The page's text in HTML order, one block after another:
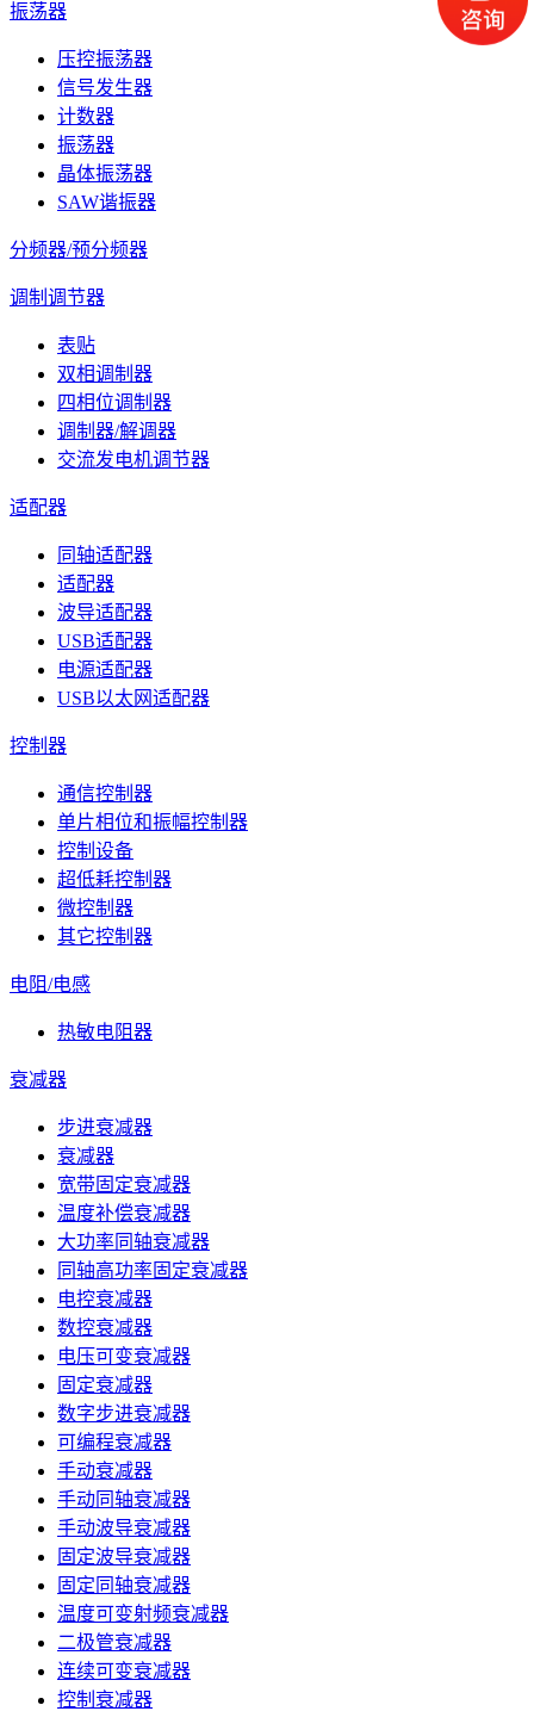
振荡器
压控振荡器
信号发生器
计数器
振荡器
晶体振荡器
SAW谐振器
分频器/预分频器
调制调节器
表贴
双相调制器
四相位调制器
调制器/解调器
交流发电机调节器
适配器
同轴适配器
适配器
波导适配器
USB适配器
电源适配器
USB以太网适配器
控制器
通信控制器
单片相位和振幅控制器
控制设备
超低耗控制器
微控制器
其它控制器
电阻/电感
热敏电阻器
衰减器
步进衰减器
衰减器
宽带固定衰减器
温度补偿衰减器
大功率同轴衰减器
同轴高功率固定衰减器
电控衰减器
数控衰减器
电压可变衰减器
固定衰减器
数字步进衰减器
可编程衰减器
手动衰减器
手动同轴衰减器
手动波导衰减器
固定波导衰减器
固定同轴衰减器
温度可变射频衰减器
二极管衰减器
连续可变衰减器
控制衰减器